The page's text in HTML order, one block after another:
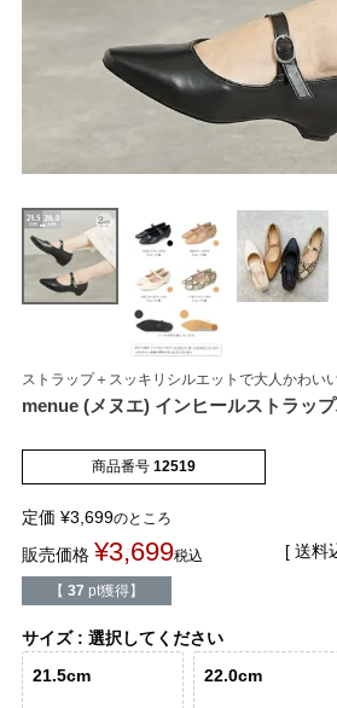
マイページメニュー
お気に入り ク
アイテムカテゴリから選ぶ
パンプス
バレエシューズ
スニーカー・スリッポン レ
ストラップ＋スッキリシルエットで大人かわい
menue (メヌエ) インヒールストラッ
商品番号 12519
定価 ¥3,699のところ
販売価格 ¥3,699税込 送料
【 37 pt獲得】
サイズ
選択してください
21.5cm
22.0cm